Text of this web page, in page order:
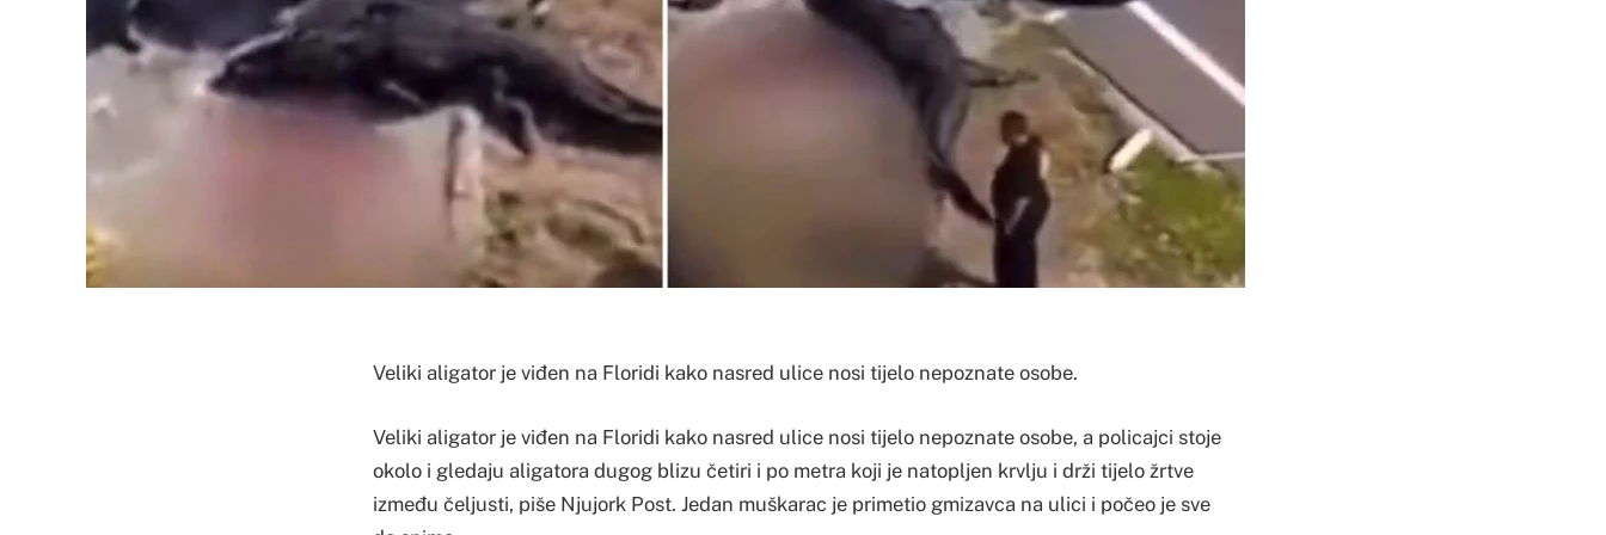
Veliki aligator je viđen na Floridi kako nasred ulice nosi tijelo nepoznate osobe.
Veliki aligator je viđen na Floridi kako nasred ulice nosi tijelo nepoznate osobe, a policajci stoje
okolo i gledaju aligatora dugog blizu četiri i po metra koji je natopljen krvlju i drži tijelo žrtve
između čeljusti, piše Njujork Post. Jedan muškarac je primetio gmizavca na ulici i počeo je sve